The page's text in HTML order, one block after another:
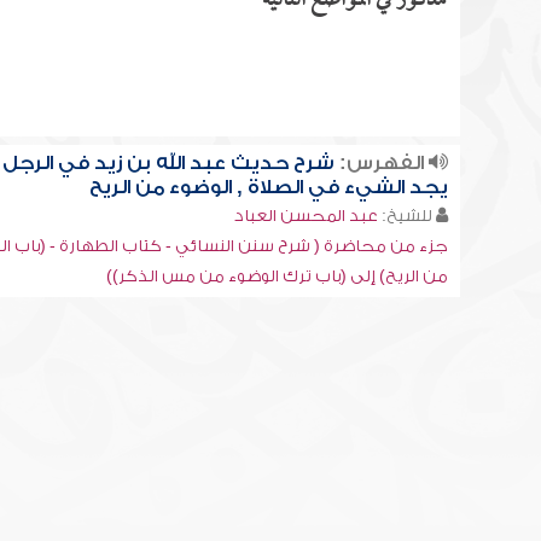
الفهرس: شرح حديث عبد الله بن زيد في الرجل
يجد الشيء في الصلاة , الوضوء من الريح
للشيخ: عبد المحسن العباد
جزء من محاضرة ( شرح سنن النسائي - كتاب الطهارة - (باب
من الريح) إلى (باب ترك الوضوء من مس الذكر))